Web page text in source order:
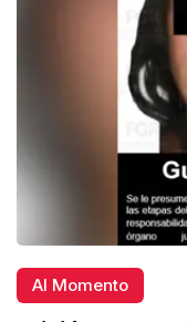
Al Momento